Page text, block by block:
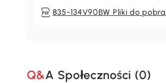
835-134V90BW Pliki do
Q&A Społeczności (0)